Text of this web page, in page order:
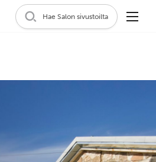
Hae Salon sivustoilta